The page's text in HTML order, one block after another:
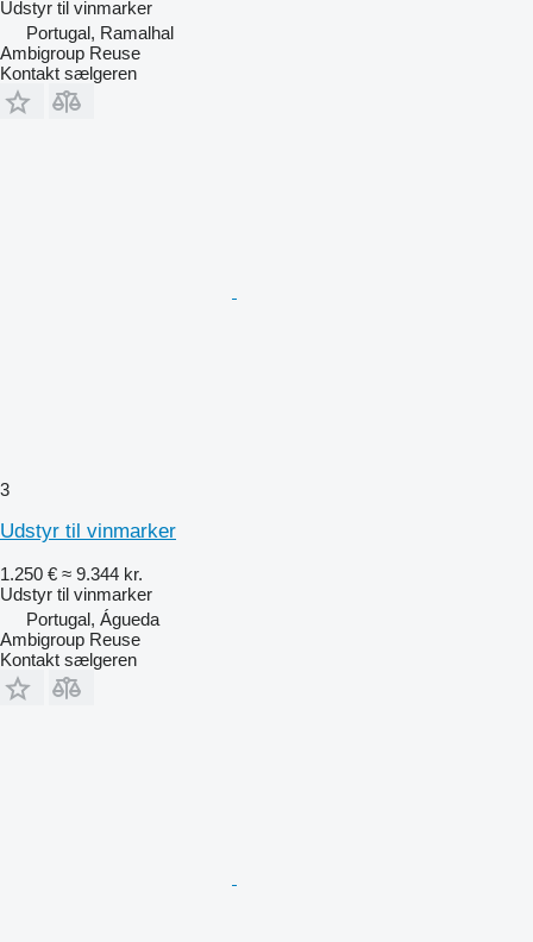
Udstyr til vinmarker
Portugal, Ramalhal
Ambigroup Reuse
Kontakt sælgeren
3
Udstyr til vinmarker
1.250 € ≈ 9.344 kr.
Udstyr til vinmarker
Portugal, Águeda
Ambigroup Reuse
Kontakt sælgeren